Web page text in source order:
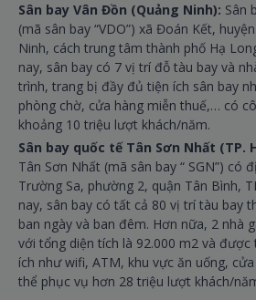
Sân bay Vân Đồn (Quảng Ninh): Sân
(mã sân bay “VDO”) xã Đoán Kết,
Ninh, cách trung tâm thành phố Hạ
nay, sân bay có 7 vị trí đỗ tàu bay và
trình, trang bị đầy đủ tiện ích sân bay
phòng chờ, cửa hàng miễn thuế,… có
khoảng 10 triệu lượt khách/năm.
Sân bay quốc tế Tân Sơn Nhất (TP.
Tân Sơn Nhất (mã sân bay “ SGN”) có
Trường Sa, phường 2, quận Tân Bình,
nay, sân bay có tất cả 80 vị trí tàu bay
ban ngày và ban đêm. Hơn nữa, 2 nhà
với tổng diện tích là 92.000 m2 và
ích như wifi, ATM, khu vực ăn uống,
thể phục vụ hơn 28 triệu lượt khách/